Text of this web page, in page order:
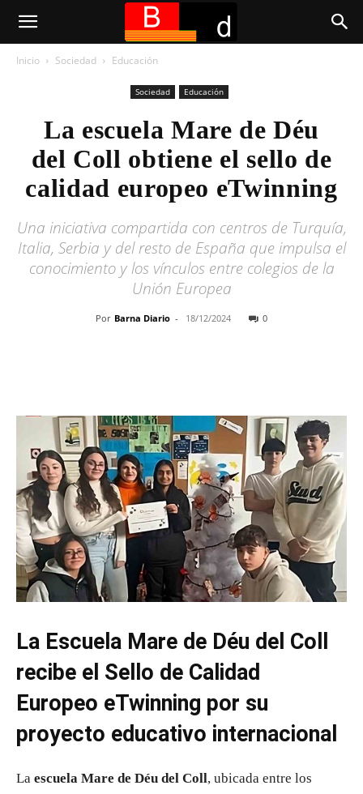
Inicio Sociedad Educación
Sociedad Educación
La escuela Mare de Déu
del Coll obtiene el sello de
calidad europeo eTwinning
Una iniciativa compartida con centros de Turquía,
Italia, Serbia y del resto de España que impulsa el
conocimiento y los vínculos entre colegios de la
Unión Europea
Por Barna Diario - 18/12/2024 0
La Escuela Mare de Déu del Coll
recibe el Sello de Calidad
Europeo eTwinning por su
proyecto educativo internacional
La escuela Mare de Déu del Coll, ubicada entre los